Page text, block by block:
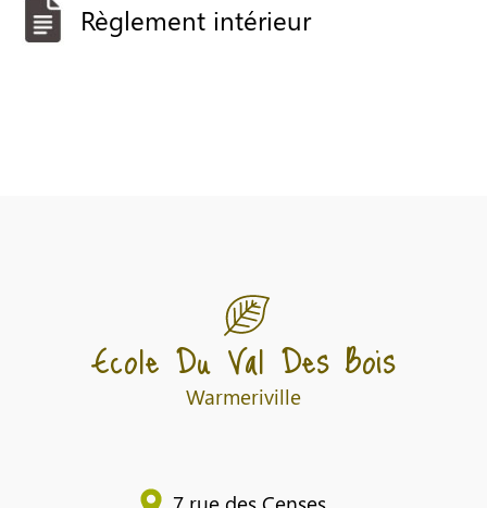
Règlement intérieur
Ecole Du Val Des Bois
Warmeriville
7 rue des Censes